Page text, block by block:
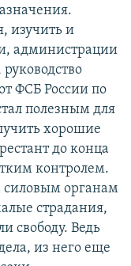
изучить и
администрации
ФСБ России по
полезным для
хорошие
до конца
контролем.
силовым органам
страдания,
свободу. Ведь
из него еще